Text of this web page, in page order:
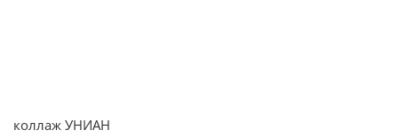
коллаж УНИАН